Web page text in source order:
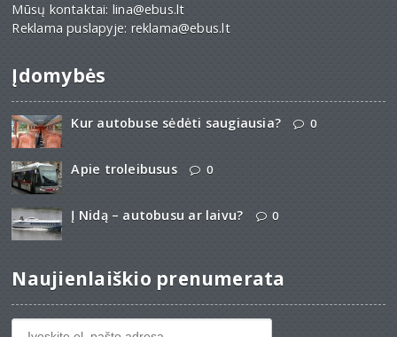
Mūsų kontaktai: lina@ebus.lt
Reklama puslapyje: reklama@ebus.lt
Įdomybės
Kur autobuse sėdėti saugiausia? 0
Apie troleibusus 0
Į Nidą – autobusu ar laivu? 0
Naujienlaiškio prenumerata